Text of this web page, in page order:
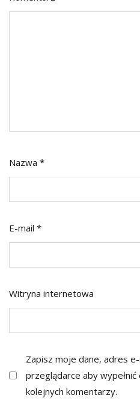
Nazwa *
E-mail *
Witryna internetowa
Zapisz moje dane, adres
przeglądarce aby
kolejnych komentarzy.